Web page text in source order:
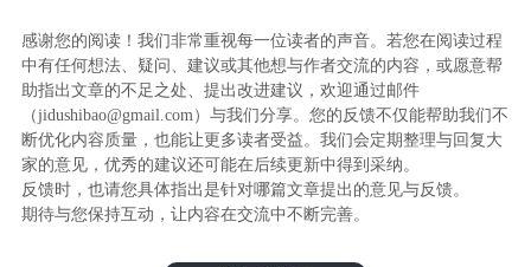
感谢您的阅读！我们非常重视每一位读者的声音。若您在阅读过程
中有任何想法、疑问、建议或其他想与作者交流的内容，或愿意帮
助指出文章的不足之处、提出改进建议，欢迎通过邮件
（jidushibao@gmail.com）与我们分享。您的反馈不仅能帮助我们不
断优化内容质量，也能让更多读者受益。我们会定期整理与回复大
家的意见，优秀的建议还可能在后续更新中得到采纳。
反馈时，也请您具体指出是针对哪篇文章提出的意见与反馈。
期待与您保持互动，让内容在交流中不断完善。